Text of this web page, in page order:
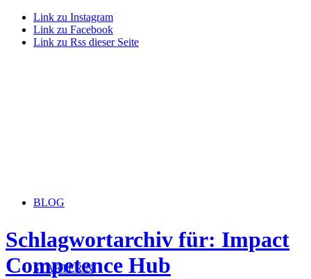
Link zu Instagram
Link zu Facebook
Link zu Rss dieser Seite
BLOG
STARTERiN
Schlagwortarchiv für: Impact
Competence Hub